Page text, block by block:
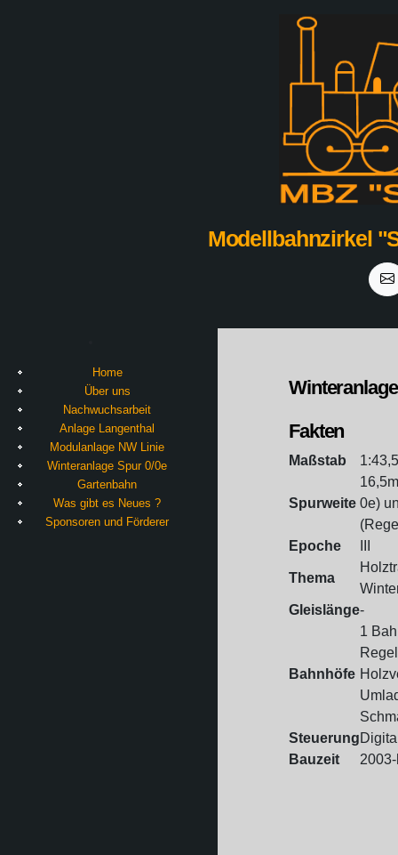
Modellbahnzirkel
Home
Über uns
Nachwuchsarbeit
Anlage Langenthal
Modulanlage NW Linie
Winteranlage Spur 0/0e
Gartenbahn
Was gibt es Neues ?
Sponsoren und Förderer
Fakten
Maßstab
Spurweite 0e)
Epoche
Thema
Gleislänge-
Bahnhöfe
1
Steuerung
Bauzeit